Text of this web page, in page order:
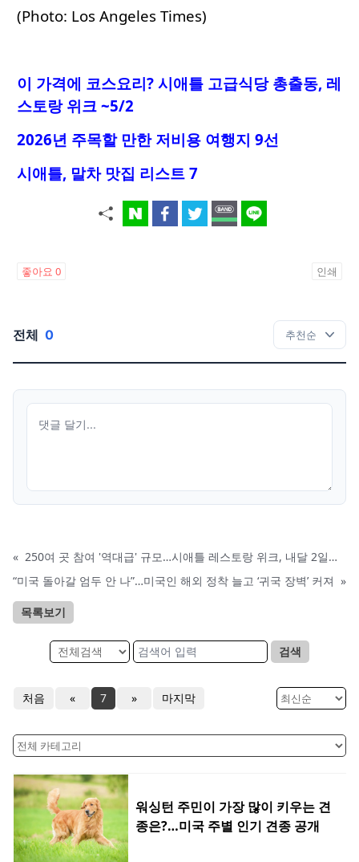
(Photo: Los Angeles Times)
이 가격에 코스요리? 시애틀 고급식당 총출동, 레
스토랑 위크 ~5/2
2026년 주목할 만한 저비용 여행지 9선
시애틀, 말차 맛집 리스트 7
좋아요 0 인쇄
전체 0
«
250여 곳 참여 '역대급' 규모…시애틀 레스토랑 위크, 내달 2일까지
“미국 돌아갈 엄두 안 나”…미국인 해외 정착 늘고 ‘귀국 장벽’ 커져 »
목록보기
검색
처음 « 7 » 마지막
워싱턴 주민이 가장 많이 키우는 견
종은?…미국 주별 인기 견종 공개